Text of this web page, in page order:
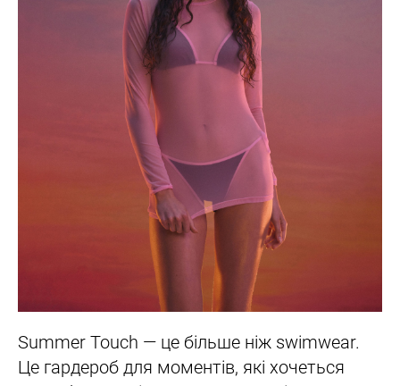
Summer Touch — це більше ніж swimwear.
Це гардероб для моментів, які хочеться